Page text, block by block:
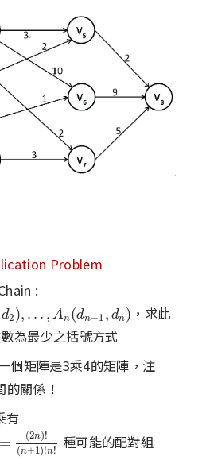
Problem
:
d2), . . . , An(dn−1, dn)
),..., An( dn−1,dn)
，求此
為最少之括號方式
個矩陣是3乘4的矩陣，注
的關係！
有
= (2n)!
(n+1)!n!
(2 n)!(n+1) n!
種可能的配對組